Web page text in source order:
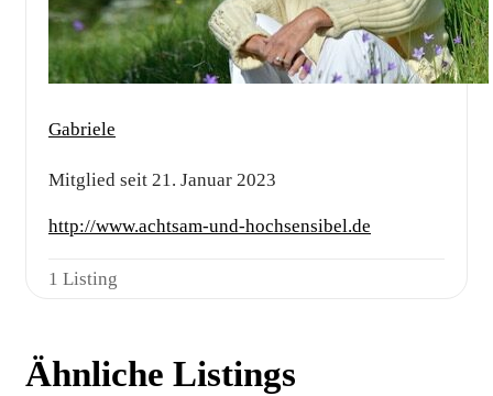
Gabriele
Mitglied seit 21. Januar 2023
http://www.achtsam-und-hochsensibel.de
1 Listing
Ähnliche Listings